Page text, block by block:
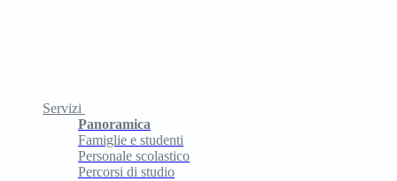
Servizi
Panoramica
Famiglie e studenti
Personale scolastico
Percorsi di studio